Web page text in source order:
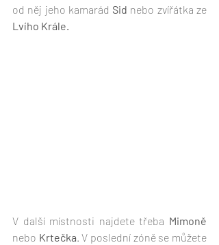
od něj jeho kamarád Sid
Lvího Krále.
V další místnosti najdete třeba Mimoně
nebo Krtečka. V poslední zóně se můžete